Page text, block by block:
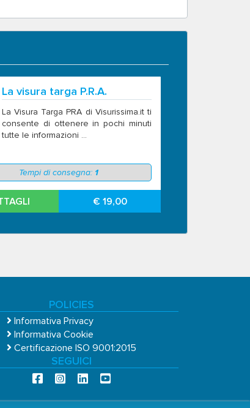
La visura targa P.R.A.
La Visura Targa PRA di Visurissima.it ti
consente di ottenere in pochi minuti
tutte le informazioni ...
Tempi di consegna: 1
€ 19,00
POLICIES
Informativa Privacy
Informativa Cookie
Certificazione ISO 9001:2015
SEGUICI